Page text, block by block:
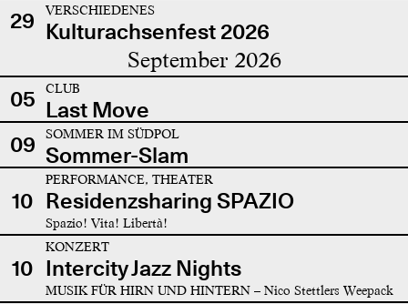
29 VERSCHIEDENES
Kulturachsenfest 2026
September 2026
05 CLUB
Last Move
09
SOMMER IM SÜDPOL
Sommer-Slam
10
PERFORMANCE, THEATER
Residenzsharing SPAZIO
Spazio! Vita! Libertà!
10
KONZERT
Intercity Jazz Nights
MUSIK FÜR HIRN UND HINTERN – Nico Stettlers Weepack